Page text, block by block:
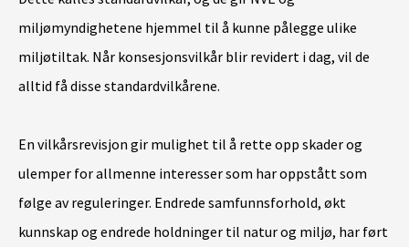
miljømyndighetene hjemmel til å kunne pålegge ulike
miljøtiltak. Når konsesjonsvilkår blir revidert i dag, vil de
alltid få disse standardvilkårene.
En vilkårsrevisjon gir mulighet til å rette opp skader og
ulemper for allmenne interesser som har oppstått som
følge av reguleringer. Endrede samfunnsforhold, økt
kunnskap og endrede holdninger til natur og miljø, har ført